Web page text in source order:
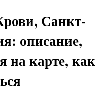
Санкт-
описание,
на карте, как